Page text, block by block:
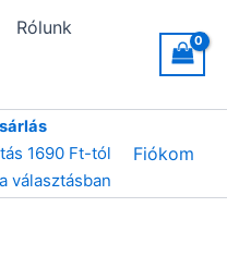
Rólunk
1690 Ft-tól
választásban
Fiókom